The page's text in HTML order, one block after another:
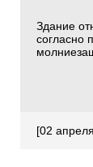
Здание
согласно
[02